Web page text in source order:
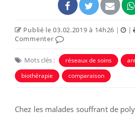
Publié le 03.02.2019 à 14h26 | |
Commenter
Mots clés : réseaux de soins
biothérapie
comparaison
Chez les malades souffrant de